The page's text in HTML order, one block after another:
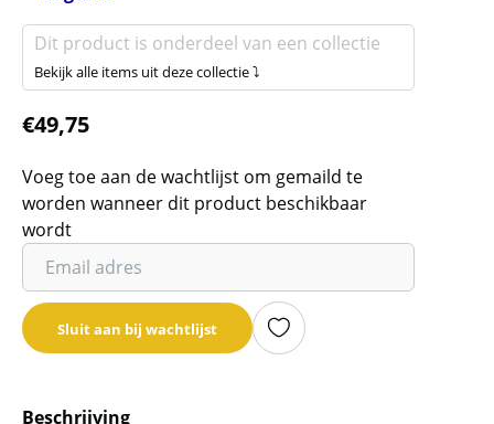
Dit product is onderdeel van een collectie
Bekijk alle items uit deze collectie ⤵
€49,75
Voeg toe aan de wachtlijst om gemaild te
worden wanneer dit product beschikbaar
wordt
Vul
je
email
adresSluit aan bij wachtlijst
Beschrijving